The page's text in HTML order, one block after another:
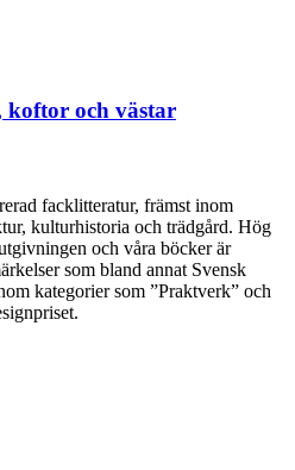
och västar
facklitteratur, främst inom
kulturhistoria och trädgård. Hög
och våra böcker är
som bland annat Svensk
kategorier som ”Praktverk” och